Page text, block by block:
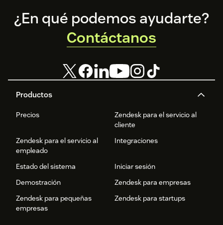
Footer
Productos
Precios
Zendesk para el servicio al
cliente
Zendesk para el servicio al
empleado
Integraciones
Estado del sistema
Iniciar sesión
Demostración
Zendesk para empresas
Zendesk para pequeñas
empresas
Zendesk para startups
¿En qué podemos ayudarte?
Contáctanos